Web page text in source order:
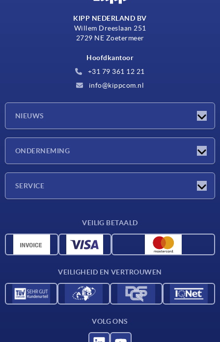
KIPP NEDERLAND BV
Willem Dreeslaan 251
2729 NE Zoetermeer
Hoofdkantoor
+31 79 361 12 21
info@kippcom.nl
NIEUWS
ONDERNEMING
SERVICE
CAD-gegevens
VEILIG BETAALD
VEILIGHEID EN VERTROUWEN
VOLG ONS